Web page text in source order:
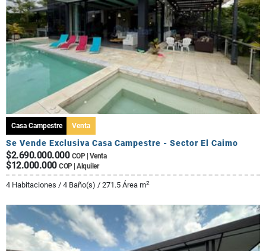
Casa Campestre Venta
Se Vende Exclusiva Casa Campestre - Sector El Caimo
$2.690.000.000 COP | Venta
$12.000.000 COP | Alquiler
4 Habitaciones / 4 Baño(s) / 271.5 Área m2